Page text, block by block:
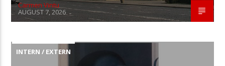
Carmen Vintu
AUGUST 7, 2026
INTERN / EXTERN